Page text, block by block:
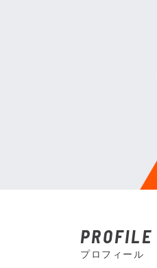
PROFILE
プロフィール